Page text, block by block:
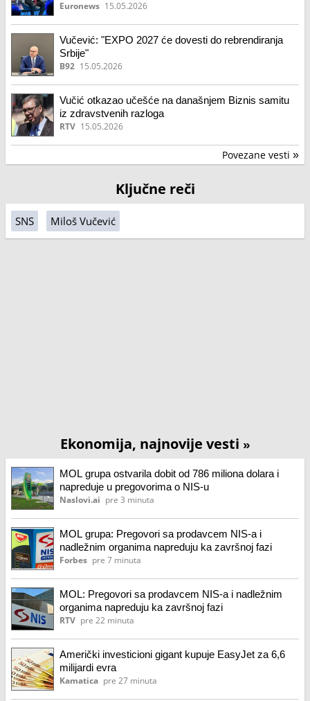
Euronews 15.05.2026
Vučević: "EXPO 2027 će dovesti do rebrendiranja
Srbije"
B92 15.05.2026
Vučić otkazao učešće na današnjem Biznis samitu
iz zdravstvenih razloga
RTV 15.05.2026
Povezane vesti »
Ključne reči
SNS Miloš Vučević
Ekonomija, najnovije vesti »
MOL grupa ostvarila dobit od 786 miliona dolara i
napreduje u pregovorima o NIS-u
Naslovi.ai pre 3 minuta
MOL grupa: Pregovori sa prodavcem NIS-a i
nadležnim organima napreduju ka završnoj fazi
Forbes pre 7 minuta
MOL: Pregovori sa prodavcem NIS-a i nadležnim
organima napreduju ka završnoj fazi
RTV pre 22 minuta
Američki investicioni gigant kupuje EasyJet za 6,6
milijardi evra
Kamatica pre 27 minuta